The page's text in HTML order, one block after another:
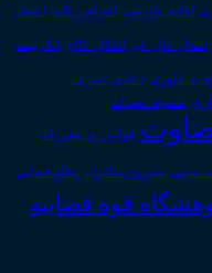
اعاده_دادرسی اعتراض_ثالث اعسار
انتقال_مال_غیر انحلال_نکاح بانک بیمه
داوری دعاوی_تصرف
سقوط_تعهدات
قوانین_و_مقررات
مشروح مذاکرات نظام قضایی
قوه قضاییه